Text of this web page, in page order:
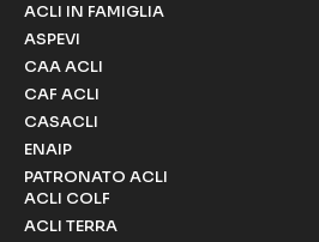
ACLI IN FAMIGLIA
ASPEVI
CAA ACLI
CAF ACLI
CASACLI
ENAIP
PATRONATO ACLI
ACLI COLF
ACLI TERRA